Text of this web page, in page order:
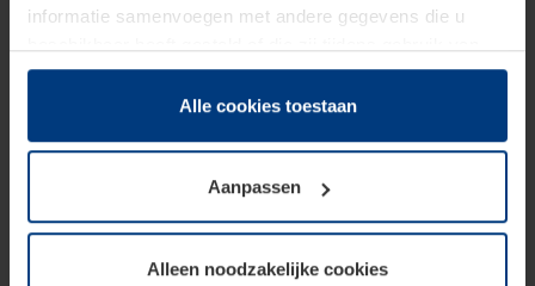
informatie samenvoegen met andere gegevens die u
hun diensten hebben verzameld.
Juridisch hebben wij het recht om cookies op uw
van deze pagina's absoluut vereist is. Voor alle andere
soorten cookies is uw toestemming benodigd. Uw
toestemming kunt u op elk moment bij de uitleg van de
wijzigen of herroepen.
Alle cookies toestaan
Aanpassen
Alleen noodzakelijke cookies